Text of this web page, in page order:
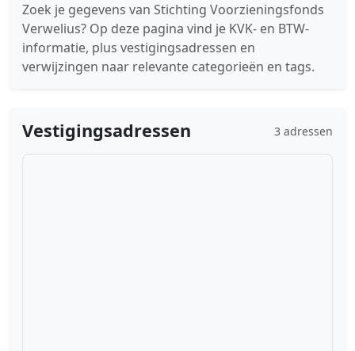
Zoek je gegevens van Stichting Voorzieningsfonds
Verwelius? Op deze pagina vind je KVK- en BTW-
informatie, plus vestigingsadressen en
verwijzingen naar relevante categorieën en tags.
Vestigingsadressen 3 adressen